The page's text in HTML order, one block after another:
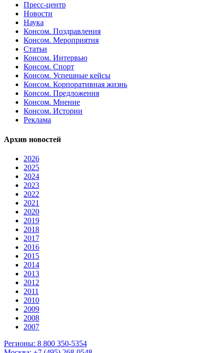
Пресс-центр
Новости
Наука
Консом. Поздравления
Консом. Мероприятия
Статьи
Консом. Интервью
Консом. Спорт
Консом. Успешные кейсы
Консом. Корпоративная жизнь
Консом. Предложения
Консом. Мнение
Консом. Истории
Реклама
Архив новостей
2026
2025
2024
2023
2022
2021
2020
2019
2018
2017
2016
2015
2014
2013
2012
2011
2010
2009
2008
2007
Регионы: 8 800 350-5354